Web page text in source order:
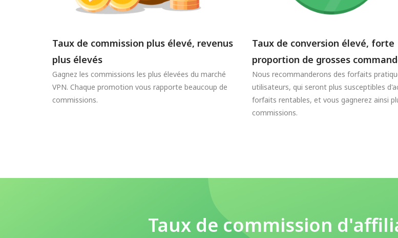
Taux de commission plus élevé, revenus
plus élevés
Gagnez les commissions les plus élevées du marché
VPN. Chaque promotion vous rapporte beaucoup de
commissions.
Taux de conversion élevé, forte
proportion de grosses
Nous recommanderons des forfaits
utilisateurs, qui seront plus susceptibles
forfaits rentables, et vous gagnerez ainsi
commissions.
Taux de commission